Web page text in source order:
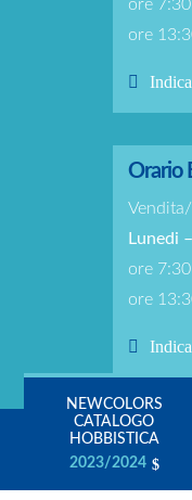
NEWCOLORS
CATALOGO
HOBBISTICA
2023/2024
ore
ore
Orario
Lunedi
ore
ore
© New Colors
Privacy